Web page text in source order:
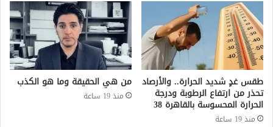
طقس غدٍ شديد الحرارة.. والأرصاد
تحذر من ارتفاع الرطوبة ودرجة
الحرارة المحسوسة بالقاهرة 38
منذ 19 ساعة
من هي الحقيقة وما هو الكذب
منذ 19 ساعة